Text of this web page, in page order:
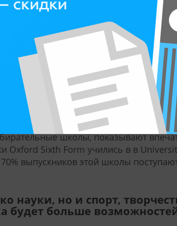
резиденциях в пешей
поездки на автобусе. В Oxford Sixth
в семье. Питаются школьники в
возможностей
вуз по окончании? И куда
те навыки, знания и
в сильный вуз. С точки зрения
школы, показывают
Oxford Sixth Form учились в в
выпускников этой школы
науки, но и спорт,
будет больше